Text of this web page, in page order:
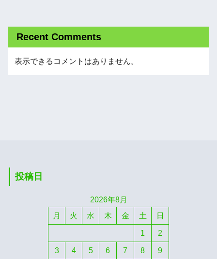
Recent Comments
表示できるコメントはありません。
投稿日
2026年8月
月
火 水 木 金 土 日
1 2
3 4 5 6 7 8 9